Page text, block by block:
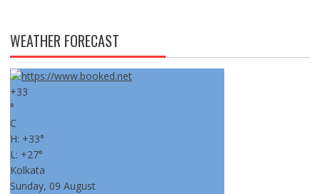
WEATHER FORECAST
+33
°
C
H: +33°
L: +27°
Kolkata
Sunday, 09 August